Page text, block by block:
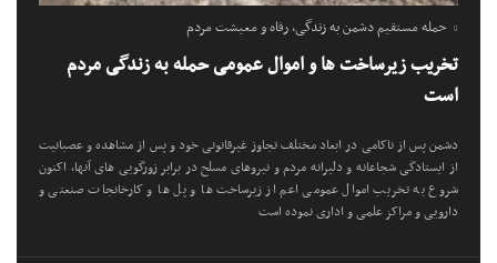
حمله مستقیم دشمن به زندگی، رفاه و معیشت مردم
تخریب زیرساخت ها و اموال عمومی حمله به زندگی مردم
است
دشمن پس از ناکامی در ابعاد مختلف تجاوز غیرقانونی خود و پس از مشاهده و عصبانیت
از ایستادگی شجاعانه و دلیرانه مردم و نیروهای مسلح در برابر زورگویی های آنها، اکنون
شروع به تخریب اموال عمومی اعم از زیرساخت ها و پل ها و کارخانجات صنعتی و
دارویی و مراکز علمی و اداری نموده است